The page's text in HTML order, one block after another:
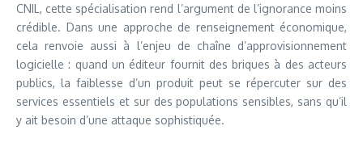
CNIL, cette spécialisation rend l’argument de l’ignorance moins
crédible. Dans une approche de renseignement économique,
cela renvoie aussi à l’enjeu de chaîne d’approvisionnement
logicielle : quand un éditeur fournit des briques à des acteurs
publics, la faiblesse d’un produit peut se répercuter sur des
services essentiels et sur des populations sensibles, sans qu’il
y ait besoin d’une attaque sophistiquée.